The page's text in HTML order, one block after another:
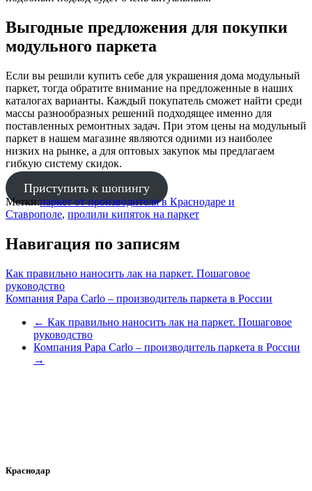
Выгодные предложения для покупки
модульного паркета
Если вы решили купить себе для украшения дома модульный
паркет, тогда обратите внимание на предложенные в наших
каталогах варианты. Каждый покупатель сможет найти среди
массы разнообразных решений подходящее именно для
поставленных ремонтных задач. При этом цены на модульный
паркет в нашем магазине являются одними из наиболее
низких на рынке, а для оптовых закупок мы предлагаем
гибкую систему скидок.
Приступить к шопингу
Метки:паркет от производителя в Краснодаре и
Ставрополе, пролили кипяток на паркет
Навигация по записям
Как правильно наносить лак на паркет. Пошаговое
руководство
Компания Papa Carlo – производитель паркета в России
← Как правильно наносить лак на паркет. Пошаговое
руководство
Компания Papa Carlo – производитель паркета в России
→
Краснодар